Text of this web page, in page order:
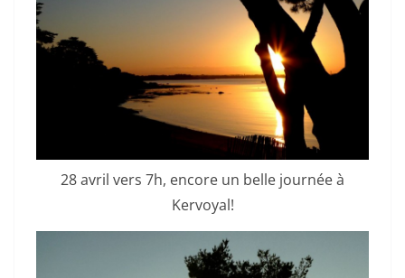
28 avril vers 7h, encore un belle journée à
Kervoyal!